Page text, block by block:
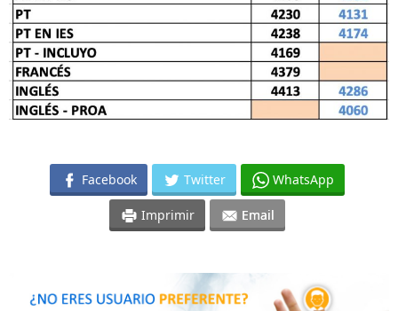
Facebook Twitter WhatsApp
Imprimir Email